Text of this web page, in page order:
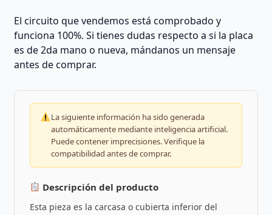
El circuito que vendemos está comprobado y
funciona 100%. Si tienes dudas respecto a si la placa
es de 2da mano o nueva, mándanos un mensaje
antes de comprar.
La siguiente información ha sido generada
automáticamente mediante inteligencia artificial.
Puede contener imprecisiones. Verifique la
compatibilidad antes de comprar.
Descripción del producto
Esta pieza es la carcasa o cubierta inferior del